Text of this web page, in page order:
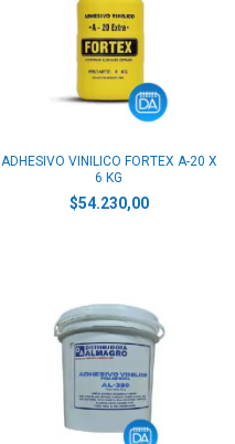
ADHESIVO VINILICO FORTEX A-20 X
6 KG
$54.230,00